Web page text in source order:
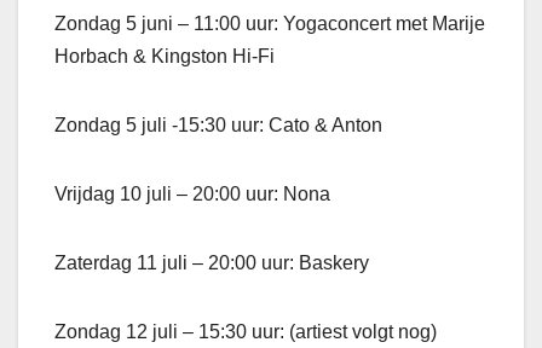
Zondag 5 juni – 11:00 uur: Yogaconcert met Marije
Horbach & Kingston Hi-Fi
Zondag 5 juli -15:30 uur: Cato & Anton
Vrijdag 10 juli – 20:00 uur: Nona
Zaterdag 11 juli – 20:00 uur: Baskery
Zondag 12 juli – 15:30 uur: (artiest volgt nog)